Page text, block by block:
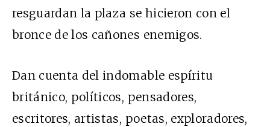
resguardan la plaza se hicieron con el
bronce de los cañones enemigos.
Dan cuenta del indomable espíritu
británico, políticos, pensadores,
escritores, artistas, poetas, exploradores,